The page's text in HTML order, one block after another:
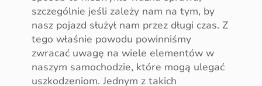
n
l
e
t
n
i
szczególnie jeśli zależy nam na tym, by
nasz pojazd służył nam przez długi czas. Z
tego właśnie powodu powinniśmy
zwracać uwagę na wiele elementów w
naszym samochodzie, które mogą ulegać
uszkodzeniom. Jednym z takich